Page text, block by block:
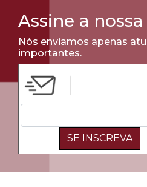
Assine a
Nós enviamos apenas
importantes.
SE INSCREVA